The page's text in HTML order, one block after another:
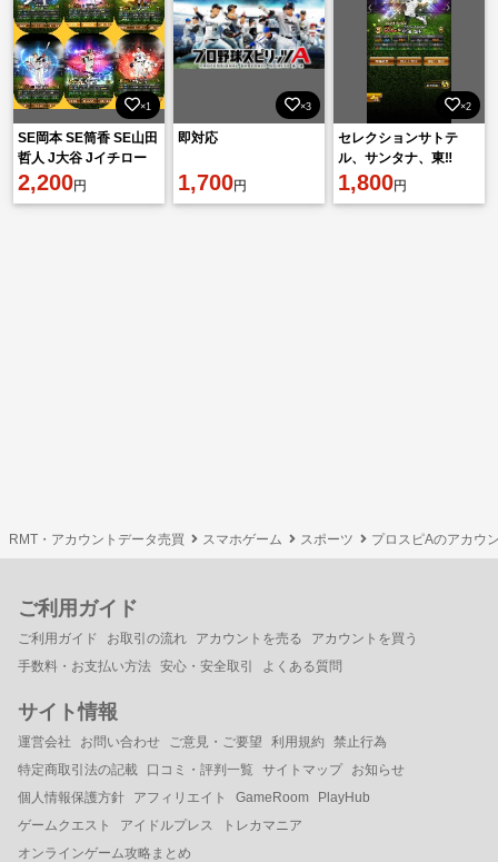
×1
SE岡本 SE筒香 SE山田
哲人 J大谷 Jイチロー
AN村上 EX大山 清宮
EX牧原
2,200円
×3
即対応
1,700円
×2
セレクションサトテ
ル、サンタナ、東‼️
1,800円
RMT・アカウントデータ売買 スマホゲーム スポーツ プロスピAのアカウ
ご利用ガイド
ご利用ガイド お取引の流れ アカウントを売る
アカウントを買う
手数料・お支払い方法 安心・安全取引 よくある質問
サイト情報
運営会社 お問い合わせ ご意見・ご要望 利用規約
禁止行為
特定商取引法の記載
口コミ・評判一覧 サイトマップ
お知らせ
個人情報保護方針
アフィリエイト GameRoom
PlayHub
ゲームクエスト
アイドルプレス
トレカマニア
オンラインゲーム攻略まとめ